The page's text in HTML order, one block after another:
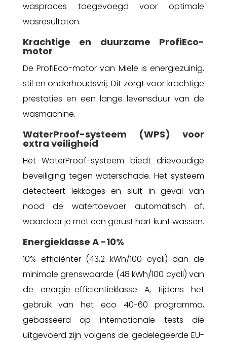
wasproces toegevoegd voor optimale
wasresultaten.
Krachtige en duurzame ProfiEco-
motor
De ProfiEco-motor van Miele is energiezuinig,
stil en onderhoudsvrij. Dit zorgt voor krachtige
prestaties en een lange levensduur van de
wasmachine.
WaterProof-systeem (WPS) voor
extra veiligheid
Het WaterProof-systeem biedt drievoudige
beveiliging tegen waterschade. Het systeem
detecteert lekkages en sluit in geval van
nood de watertoevoer automatisch af,
waardoor je met een gerust hart kunt wassen.
Energieklasse A -10%
10% efficiënter (43,2 kWh/100 cycli) dan de
minimale grenswaarde (48 kWh/100 cycli) van
de energie-efficiëntieklasse A, tijdens het
gebruik van het eco 40-60 programma,
gebasseerd op internationale tests die
uitgevoerd zijn volgens de gedelegeerde EU-